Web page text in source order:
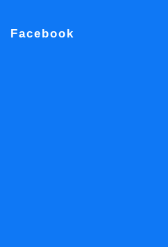
Facebook